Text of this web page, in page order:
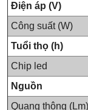
Điện áp (V)
Công suất (W)
Tuổi thọ (h)
Chip led
Nguồn
Quang thông (Lm)